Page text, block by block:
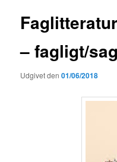
– fagligt/
Udgivet den01/06/2018